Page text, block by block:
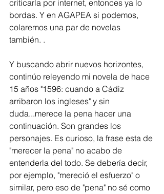
criticarla por internet, entonces ya lo
bordas. Y en AGAPEA si podemos,
colaremos una par de novelas
también. .
Y buscando abrir nuevos horizontes,
continúo releyendo mi novela de hace
15 años "1596: cuando a Cádiz
arribaron los ingleses" y sin
duda...merece la pena hacer una
continuación. Son grandes los
personajes. Es curioso, la frase esta de
"merecer la pena" no acabo de
entenderla del todo. Se debería decir,
por ejemplo, "mereció el esfuerzo" o
similar, pero eso de "pena" no sé como